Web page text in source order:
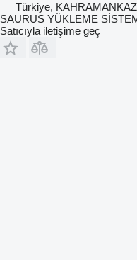
Türkiye,
SAURUS YÜKLEME
Satıcıyla iletişime geç